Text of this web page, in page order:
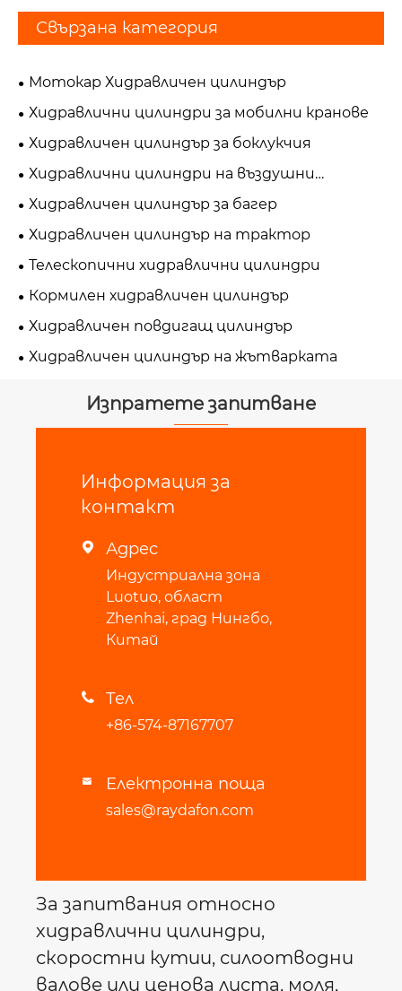
Свързана категория
Мотокар Хидравличен цилиндър
Хидравлични цилиндри за мобилни кранове
Хидравличен цилиндър за боклукчия
Хидравлични цилиндри на въздушни
работни превозни средства
Хидравличен цилиндър за багер
Хидравличен цилиндър на трактор
Телескопични хидравлични цилиндри
Кормилен хидравличен цилиндър
Хидравличен повдигащ цилиндър
Хидравличен цилиндър на жътварката
Изпратете запитване
Информация за
контакт
 Адрес
Индустриална зона
Luotuo, област
Zhenhai, град Нингбо,
Китай
 Тел
+86-574-87167707
 Електронна поща
sales@raydafon.com
За запитвания относно
хидравлични цилиндри,
скоростни кутии, силоотводни
валове или ценова листа, моля,